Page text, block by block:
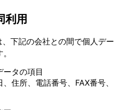
利用
下記の会社との間で個人デー
ータの項目
住所、電話番号、FAX番号、